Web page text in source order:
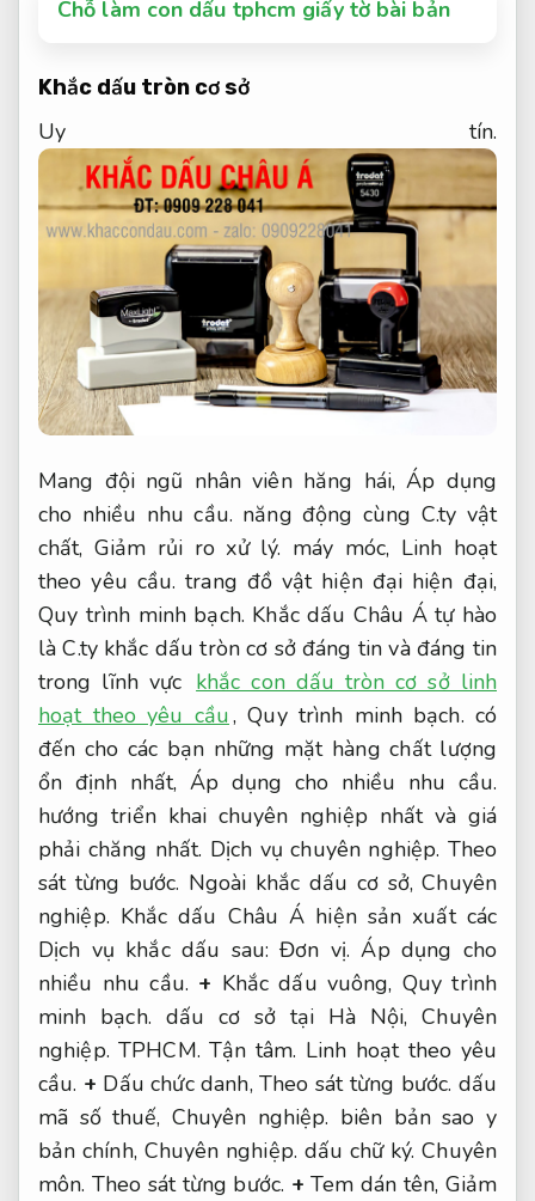
Chỗ làm con dấu tphcm giấy tờ bài bản
Khắc dấu tròn cơ sở
Uy tín.
Mang đội ngũ nhân viên hăng hái,Áp dụng
cho nhiều nhu cầu. năng động cùng C.ty vật
chất,Giảm rủi ro xử lý. máy móc, Linh hoạt
theo yêu cầu. trang đồ vật hiện đại hiện đại,
Quy trình minh bạch. Khắc dấu Châu Á tự hào
là C.ty khắc dấu tròn cơ sở đáng tin và đáng tin
trong lĩnh vực khắc con dấu tròn cơ sở linh
hoạt theo yêu cầu,Quy trình minh bạch. có
đến cho các bạn những mặt hàng chất lượng
ổn định nhất, Áp dụng cho nhiều nhu cầu.
hướng triển khai chuyên nghiệp nhất và giá
phải chăng nhất. Dịch vụ chuyên nghiệp. Theo
sát từng bước. Ngoài khắc dấu cơ sở,Chuyên
nghiệp. Khắc dấu Châu Á hiện sản xuất các
Dịch vụ khắc dấu sau:Đơn vị. Áp dụng cho
nhiều nhu cầu. + Khắc dấu vuông, Quy trình
minh bạch. dấu cơ sở tại Hà Nội,Chuyên
nghiệp. TPHCM.Tận tâm. Linh hoạt theo yêu
cầu. + Dấu chức danh,Theo sát từng bước. dấu
mã số thuế, Chuyên nghiệp. biên bản sao y
bản chính, Chuyên nghiệp. dấu chữ ký.Chuyên
môn. Theo sát từng bước. + Tem dán tên, Giảm